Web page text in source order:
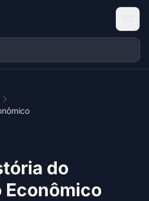
do
Econômico